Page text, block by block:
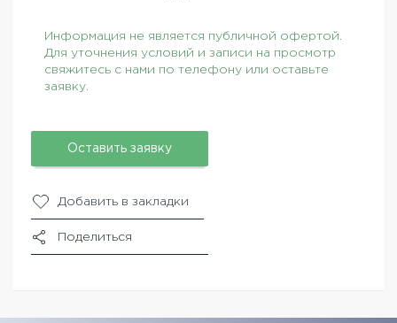
Информация не является публичной офертой.
Для уточнения условий и записи на просмотр
свяжитесь с нами по телефону или оставьте
заявку.
Оставить заявку
Добавить в закладки
Поделиться